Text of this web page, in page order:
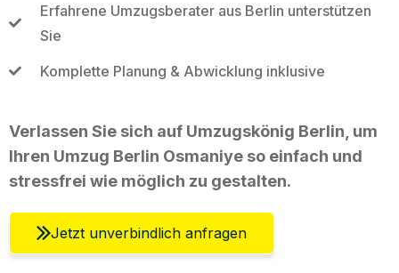
Erfahrene Umzugsberater aus Berlin unterstützen
Sie
Komplette Planung & Abwicklung inklusive
Verlassen Sie sich auf Umzugskönig Berlin, um
Ihren Umzug Berlin Osmaniye so einfach und
stressfrei wie möglich zu gestalten.
Jetzt unverbindlich anfragen